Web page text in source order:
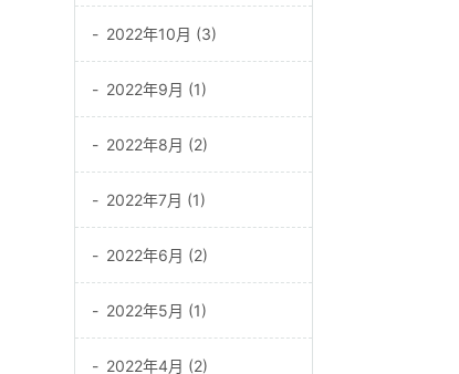
2022年10月 (3)
2022年9月 (1)
2022年8月 (2)
2022年7月 (1)
2022年6月 (2)
2022年5月 (1)
2022年4月 (2)